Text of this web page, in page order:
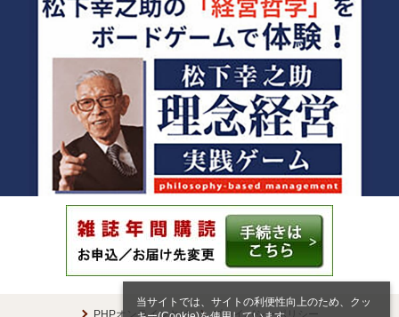
当サイトでは、サイトの利便性向上のため、クッ